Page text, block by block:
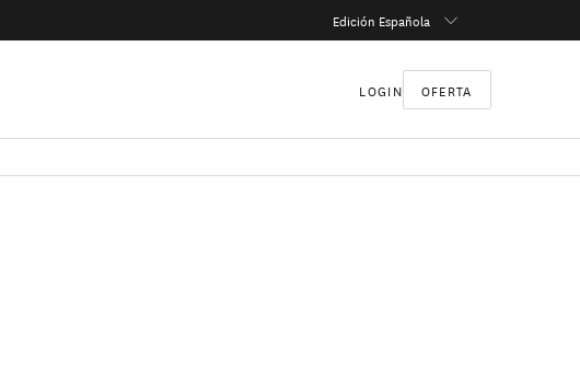
Edición Española
LOGIN OFERTA